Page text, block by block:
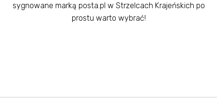
sygnowane marką posta.pl w Strzelcach Krajeńskich po
prostu warto wybrać!